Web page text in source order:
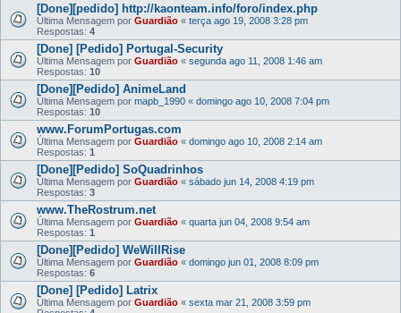
[Done][pedido] http://kaonteam.info/foro/index.php
Última Mensagem por Guardião « terça ago 19, 2008 3:28 pm
Respostas: 4
[Done] [Pedido] Portugal-Security
Última Mensagem por Guardião « segunda ago 11, 2008 1:46 am
Respostas: 10
[Done][Pedido] AnimeLand
Última Mensagem por mapb_1990 « domingo ago 10, 2008 7:04 pm
Respostas: 10
www.ForumPortugas.com
Última Mensagem por Guardião « domingo ago 10, 2008 2:14 am
Respostas: 1
[Done][Pedido] SoQuadrinhos
Última Mensagem por Guardião « sábado jun 14, 2008 4:19 pm
Respostas: 3
www.TheRostrum.net
Última Mensagem por Guardião « quarta jun 04, 2008 9:54 am
Respostas: 1
[Done][Pedido] WeWillRise
Última Mensagem por Guardião « domingo jun 01, 2008 8:09 pm
Respostas: 6
[Done] [Pedido] Latrix
Última Mensagem por Guardião « sexta mar 21, 2008 3:59 pm